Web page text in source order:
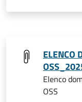
ELENCO
Elenco
OSS